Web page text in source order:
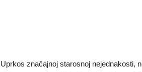
Uprkos značajnoj starosnoj nejednakosti,